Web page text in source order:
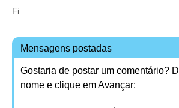
Fi
Mensagens postadas
Gostaria de postar um comentário?
nome e clique em Avançar: